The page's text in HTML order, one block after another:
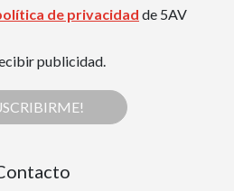
de privacidad de 5AV
publicidad.